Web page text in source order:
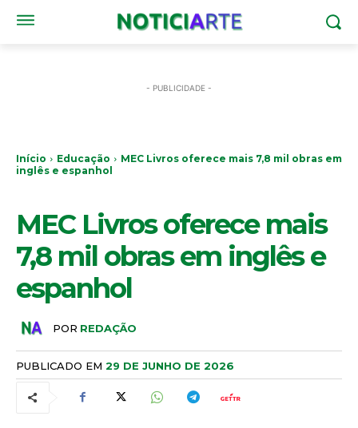
- PUBLICIDADE -
Início Educação
MEC Livros oferece mais 7,8 mil obras em
inglês e espanhol
MEC Livros oferece mais
7,8 mil obras em inglês e
espanhol
POR REDAÇÃO
PUBLICADO EM 29 DE JUNHO DE 2026